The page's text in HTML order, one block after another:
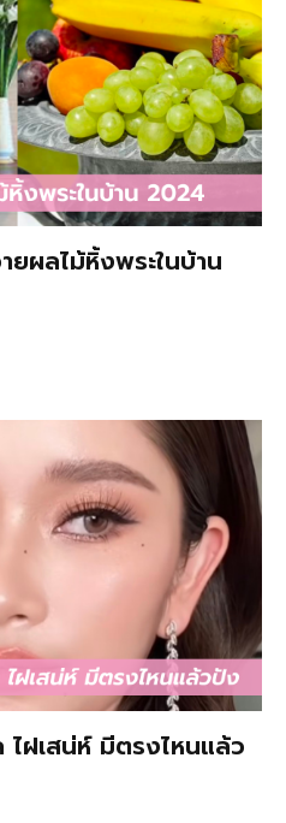
ยผลไม้หิ้งพระในบ้าน
ฝเสน่ห์ มีตรงไหนแล้ว